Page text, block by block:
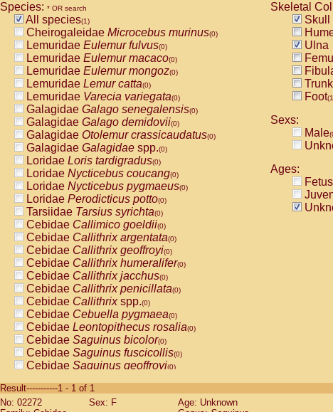
Species: * OR search
All species(1)
Cheirogaleidae Microcebus murinus(0)
Lemuridae Eulemur fulvus(0)
Lemuridae Eulemur macaco(0)
Lemuridae Eulemur mongoz(0)
Lemuridae Lemur catta(0)
Lemuridae Varecia variegata(0)
Galagidae Galago senegalensis(0)
Galagidae Galago demidovii(0)
Galagidae Otolemur crassicaudatus(0)
Galagidae Galagidae spp.(0)
Loridae Loris tardigradus(0)
Loridae Nycticebus coucang(0)
Loridae Nycticebus pygmaeus(0)
Loridae Perodicticus potto(0)
Tarsiidae Tarsius syrichta(0)
Cebidae Callimico goeldii(0)
Cebidae Callithrix argentata(0)
Cebidae Callithrix geoffroyi(0)
Cebidae Callithrix humeralifer(0)
Cebidae Callithrix jacchus(0)
Cebidae Callithrix penicillata(0)
Cebidae Callithrixspp.(0)
Cebidae Cebuella pygmaea(0)
Cebidae Leontopithecus rosalia(0)
Cebidae Saguinus bicolor(0)
Cebidae Saguinus fuscicollis(0)
Cebidae Saguinus geoffroyi(0)
CebidaeSaguinus labiatus(0)
Cebidae Saguinus leucopus (0)
Skeletal
Skull
Ulna
Trunk
Foot
Sexs:
Male
Ages:
Fetus
Result-----------1 - 1 of 1
No: 02272
Sex: F
Age: Unknown